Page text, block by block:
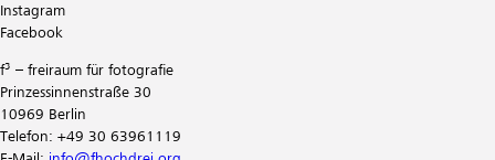
Instagram
Facebook
f³ – freiraum für fotografie
Prinzessinnenstraße 30
10969 Berlin
Telefon: +49 30 63961119